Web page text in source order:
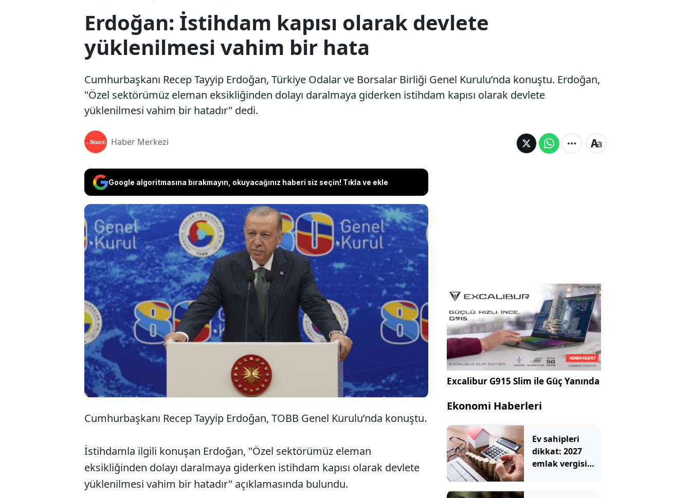
Erdoğan: İstihdam kapısı olarak devlete
yüklenilmesi vahim bir hata
Cumhurbaşkanı Recep Tayyip Erdoğan, Türkiye Odalar ve Borsalar Birliği Genel Kurulu’nda konuştu. Erdoğan,
"Özel sektörümüz eleman eksikliğinden dolayı daralmaya giderken istihdam kapısı olarak devlete
yüklenilmesi vahim bir hatadır" dedi.
Haber Merkezi
Google algoritmasına bırakmayın, okuyacağınız haberi siz seçin! Tıkla ve ekle
Cumhurbaşkanı Recep Tayyip Erdoğan, Türkiye Odalar ve
Borsalar Birliği Genel Kurulu’nda konuştu. Erdoğan, "Özel
sektörümüz eleman eksikliğinden dolayı daralmaya giderken
istihdam kapısı olarak devlete yüklenilmesi vahim bir hatadır"
dedi.
Cumhurbaşkanı Recep Tayyip Erdoğan, TOBB Genel Kurulu’nda konuştu.
İstihdamla ilgili konuşan Erdoğan, "Özel sektörümüz eleman
eksikliğinden dolayı daralmaya giderken istihdam kapısı olarak devlete
yüklenilmesi vahim bir hatadır" açıklamasında bulundu.
Excalibur G915 Slim ile Güç Yanında
Ekonomi Haberleri
Ev sahipleri
dikkat: 2027
emlak vergisi